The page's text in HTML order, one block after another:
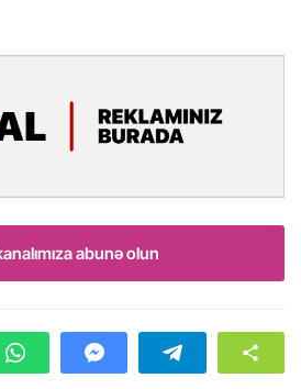
abunə olun